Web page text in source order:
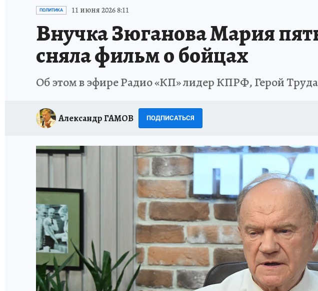
ИСПЫТАНО НА СЕБЕ
ПОЛИТИКА 11 июня 2026 8:11
Внучка Зюганова Мария
сняла фильм о бойцах
Об этом в эфире Радио «КП» лидер КПРФ, Герой
Александр ГАМОВ ПОДПИСАТЬСЯ